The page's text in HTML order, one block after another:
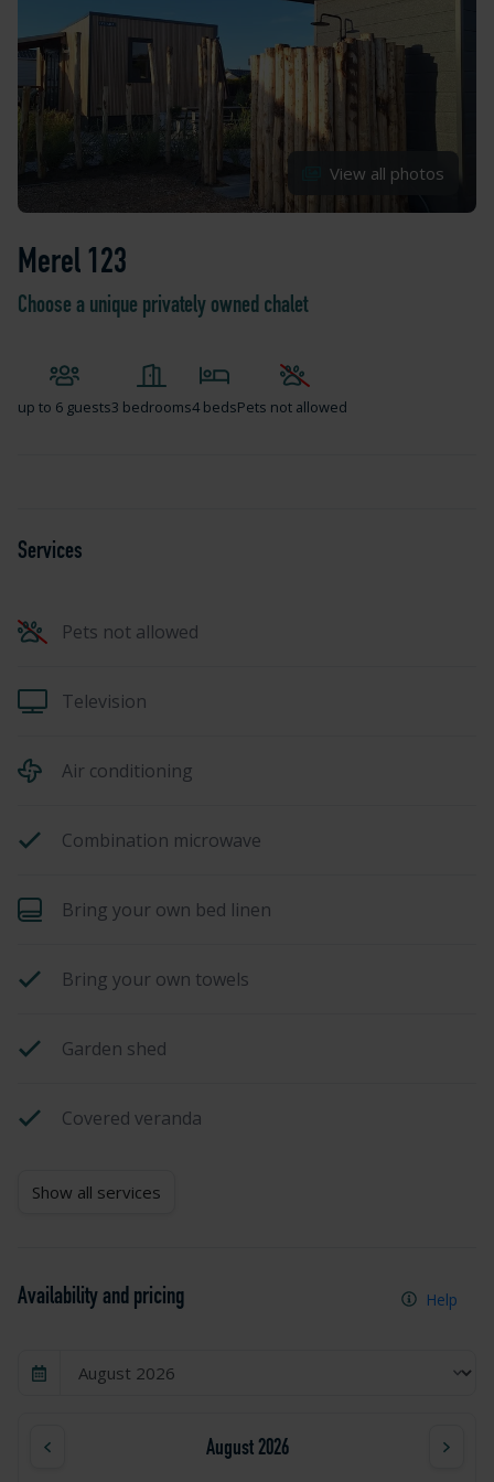
View all photos
Merel 123
Choose a unique privately owned chalet
up to 6 guests3 bedrooms4 bedsPets not allowed
Services
Pets not allowed
Television
Air conditioning
Combination microwave
Bring your own bed linen
Bring your own towels
Garden shed
Covered veranda
Show all services
Availability and pricing Help
August 2026